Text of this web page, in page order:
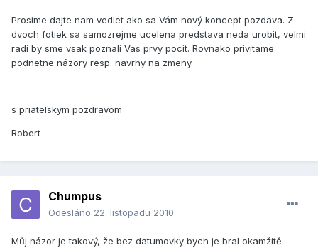
Prosime dajte nam vediet ako sa Vám nový koncept pozdava. Z
dvoch fotiek sa samozrejme ucelena predstava neda urobit, velmi
radi by sme vsak poznali Vas prvy pocit. Rovnako privitame
podnetne názory resp. navrhy na zmeny.
s priatelskym pozdravom
Robert
Chumpus
Odesláno 22. listopadu 2010
Můj názor je takový, že bez datumovky bych je bral okamžitě.